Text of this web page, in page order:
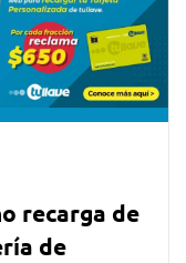
recarga de
de